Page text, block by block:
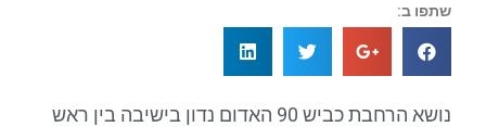
שתפו ב:
נושא הרחבת כביש 90 האדום נדון בישיבה בין ראש